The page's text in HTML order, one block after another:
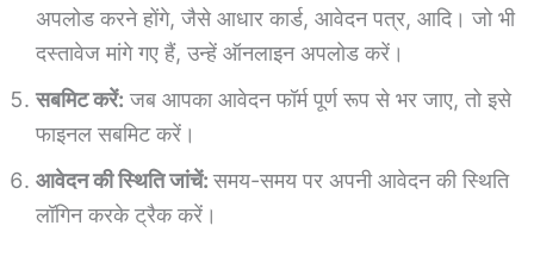
अपलोड करने होंगे, जैसे आधार कार्ड, आवेदन पत्र, आदि। जो भी
दस्तावेज मांगे गए हैं, उन्हें ऑनलाइन अपलोड करें।
सबमिट करें: जब आपका आवेदन फॉर्म पूर्ण रूप से भर जाए, तो इसे
फाइनल सबमिट करें।
आवेदन की स्थिति जांचें:समय-समय पर अपनी आवेदन की स्थिति
लॉगिन करके ट्रैक करें।